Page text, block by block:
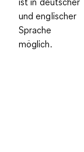
und englischer
Sprache
möglich.